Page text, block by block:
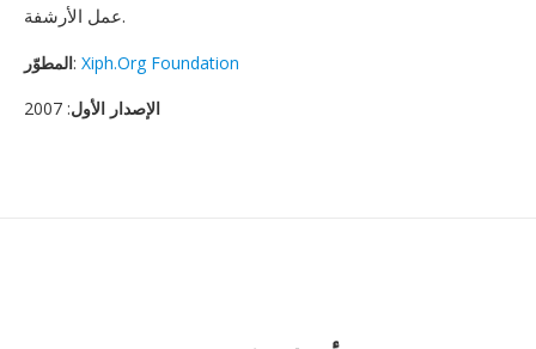
عمل الأرشفة.
المطوّر: Xiph.Org Foundation
الإصدار الأول: 2007